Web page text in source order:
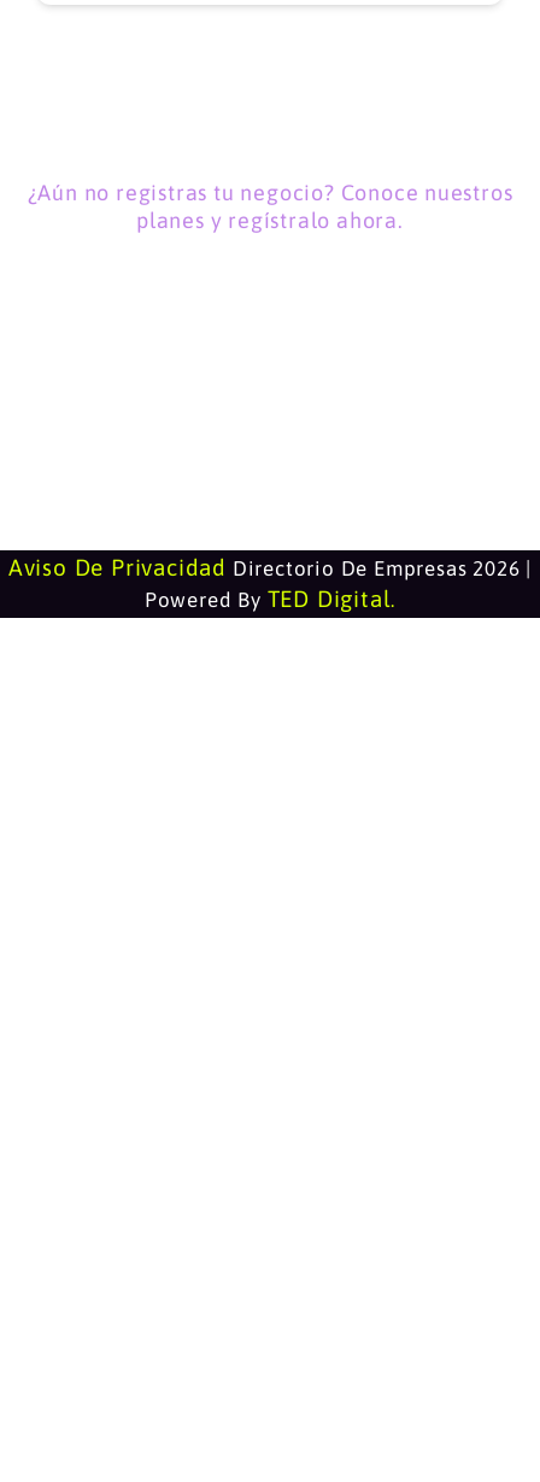
¿Aún no registras tu negocio? Conoce nuestros
planes y regístralo ahora.
Aviso De Privacidad Directorio De Empresas 2026 |
Powered By TED Digital.